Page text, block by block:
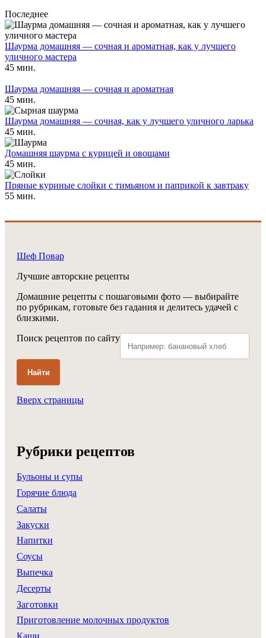
Последнее
Шаурма домашняя — сочная и ароматная, как у лучшего
уличного мастера
45 мин.
Шаурма домашняя — сочная и ароматная
45 мин.
Шаурма домашняя — сочная, как у лучшего уличного ларька
45 мин.
Домашняя шаурма с курицей и овощами
45 мин.
Пряные куриные слойки с тимьяном и паприкой к завтраку
55 мин.
Шеф Повар
Лучшие авторские рецепты
Домашние рецепты с пошаговыми фото — выбирайте
по рубрикам, готовьте без гадания и делитесь удачей с
близкими.
Поиск рецептов по сайту
Найти
Вверх страницы
Рубрики рецептов
Бульоны и супы
Горячие блюда
Салаты
Закуски
Напитки
Соусы
Выпечка
Десерты
Заготовки
Приготовление молочных продуктов